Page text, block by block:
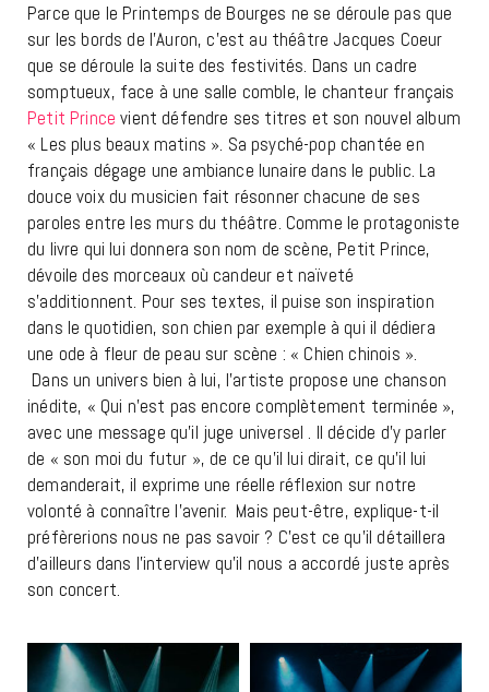
Parce que le Printemps de Bourges ne se déroule pas que
sur les bords de l’Auron, c’est au théâtre Jacques Coeur
que se déroule la suite des festivités. Dans un cadre
somptueux, face à une salle comble, le chanteur français
Petit Prince vient défendre ses titres et son nouvel album
« Les plus beaux matins ». Sa psyché-pop chantée en
français dégage une ambiance lunaire dans le public. La
douce voix du musicien fait résonner chacune de ses
paroles entre les murs du théâtre. Comme le protagoniste
du livre qui lui donnera son nom de scène, Petit Prince,
dévoile des morceaux où candeur et naïveté
s’additionnent. Pour ses textes, il puise son inspiration
dans le quotidien, son chien par exemple à qui il dédiera
une ode à fleur de peau sur scène : « Chien chinois ».
Dans un univers bien à lui, l’artiste propose une chanson
inédite, « Qui n’est pas encore complètement terminée »,
avec une message qu’il juge universel . Il décide d’y parler
de « son moi du futur », de ce qu’il lui dirait, ce qu’il lui
demanderait, il exprime une réelle réflexion sur notre
volonté à connaître l’avenir. Mais peut-être, explique-t-il
préfèrerions nous ne pas savoir ? C’est ce qu’il détaillera
d’ailleurs dans l’interview qu’il nous a accordé juste après
son concert.